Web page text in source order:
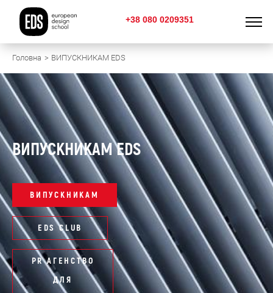
+38 080 0209351
Головна ВИПУСКНИКАМ EDS
ВИПУСКНИКАМ EDS
ВИПУСКНИКАМ
EDS CLUB
PR АГЕНСТВО
ДЛЯ